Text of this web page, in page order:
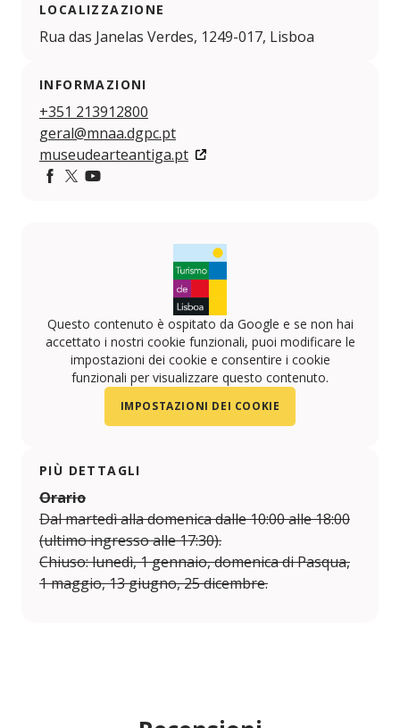
LOCALIZZAZIONE
Rua das Janelas Verdes, 1249-017, Lisboa
INFORMAZIONI
+351 213912800
geral@mnaa.dgpc.pt
museudearteantiga.pt
Questo contenuto è ospitato da Google e se non hai
accettato i nostri cookie funzionali, puoi modificare le
impostazioni dei cookie e consentire i cookie
funzionali per visualizzare questo contenuto.
IMPOSTAZIONI DEI COOKIE
PIÙ DETTAGLI
Orario
Dal martedì alla domenica dalle 10:00 alle 18:00
(ultimo ingresso alle 17:30).
Chiuso: lunedì, 1 gennaio, domenica di Pasqua,
1 maggio, 13 giugno, 25 dicembre.